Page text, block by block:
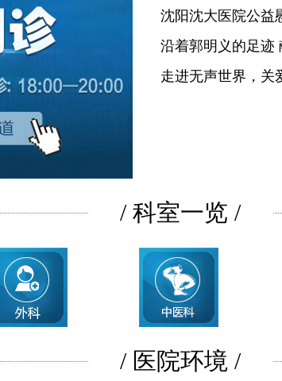
沈阳沈大医院公益
沿着郭明义的足迹
走进无声世界，关
/ 科室一览 /
/ 医院环境 /